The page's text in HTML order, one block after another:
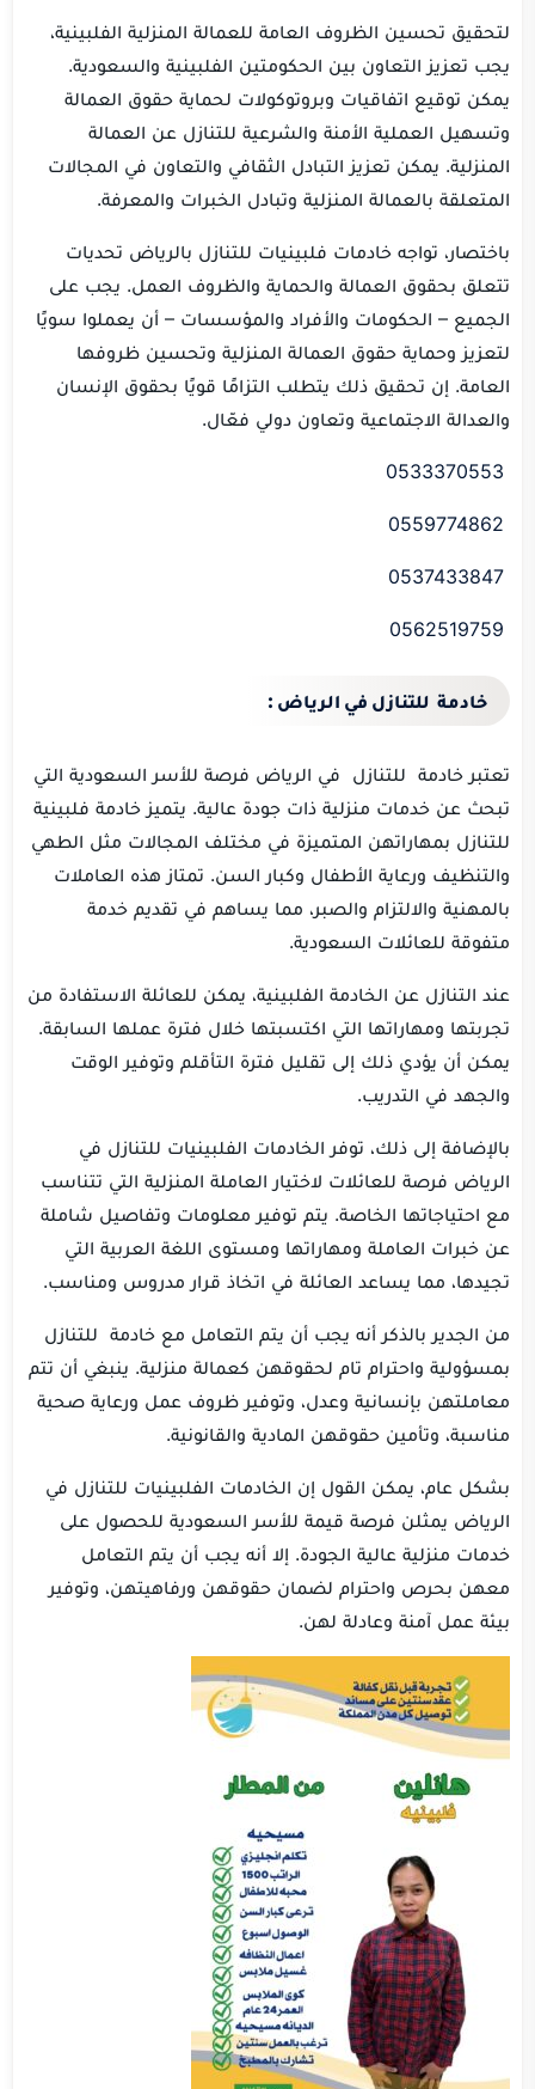
لتحقيق تحسين الظروف العامة للعمالة المنزلية الفلبينية،
يجب تعزيز التعاون بين الحكومتين الفلبينية والسعودية.
يمكن توقيع اتفاقيات وبروتوكولات لحماية حقوق العمالة
وتسهيل العملية الأمنة والشرعية للتنازل عن العمالة
المنزلية. يمكن تعزيز التبادل الثقافي والتعاون في المجالات
المتعلقة بالعمالة المنزلية وتبادل الخبرات والمعرفة.
باختصار، تواجه خادمات فلبينيات للتنازل بالرياض تحديات
تتعلق بحقوق العمالة والحماية والظروف العمل. يجب على
الجميع – الحكومات والأفراد والمؤسسات – أن يعملوا سويًا
لتعزيز وحماية حقوق العمالة المنزلية وتحسين ظروفها
العامة. إن تحقيق ذلك يتطلب التزامًا قويًا بحقوق الإنسان
والعدالة الاجتماعية وتعاون دولي فعّال.
خادمة للتنازل في الرياض :
تعتبر خادمة للتنازل في الرياض فرصة للأسر السعودية التي
تبحث عن خدمات منزلية ذات جودة عالية. يتميز خادمة فلبينية
للتنازل بمهاراتهن المتميزة في مختلف المجالات مثل الطهي
والتنظيف ورعاية الأطفال وكبار السن. تمتاز هذه العاملات
بالمهنية والالتزام والصبر، مما يساهم في تقديم خدمة
متفوقة للعائلات السعودية.
عند التنازل عن الخادمة الفلبينية، يمكن للعائلة الاستفادة من
تجربتها ومهاراتها التي اكتسبتها خلال فترة عملها السابقة.
يمكن أن يؤدي ذلك إلى تقليل فترة التأقلم وتوفير الوقت
والجهد في التدريب.
بالإضافة إلى ذلك، توفر الخادمات الفلبينيات للتنازل في
الرياض فرصة للعائلات لاختيار العاملة المنزلية التي تتناسب
مع احتياجاتها الخاصة. يتم توفير معلومات وتفاصيل شاملة
عن خبرات العاملة ومهاراتها ومستوى اللغة العربية التي
تجيدها، مما يساعد العائلة في اتخاذ قرار مدروس ومناسب.
من الجدير بالذكر أنه يجب أن يتم التعامل مع خادمة للتنازل
بمسؤولية واحترام تام لحقوقهن كعمالة منزلية. ينبغي أن تتم
معاملتهن بإنسانية وعدل، وتوفير ظروف عمل ورعاية صحية
مناسبة، وتأمين حقوقهن المادية والقانونية.
بشكل عام، يمكن القول إن الخادمات الفلبينيات للتنازل في
الرياض يمثلن فرصة قيمة للأسر السعودية للحصول على
خدمات منزلية عالية الجودة. إلا أنه يجب أن يتم التعامل
معهن بحرص واحترام لضمان حقوقهن ورفاهيتهن، وتوفير
بيئة عمل آمنة وعادلة لهن.